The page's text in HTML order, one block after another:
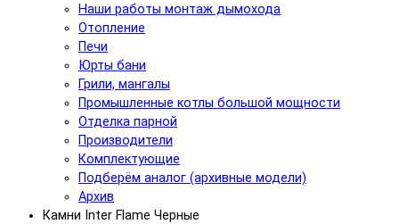
Наши работы монтаж дымохода
Отопление
Печи
Юрты бани
Грили, мангалы
Промышленные котлы большой мощности
Отделка парной
Производители
Комплектующие
Подберём аналог (архивные модели)
Архив
Камни Inter Flame Черные